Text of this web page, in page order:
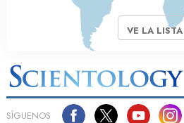
VE LA LISTA
SÍGUENOS